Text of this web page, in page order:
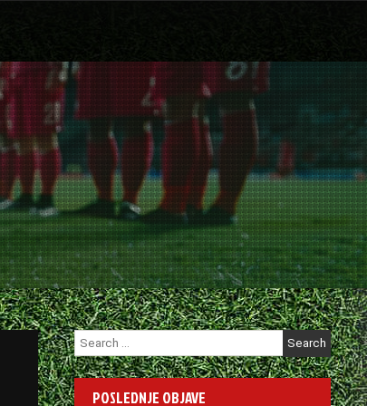
Search
for:
POSLEDNJE OBJAVE